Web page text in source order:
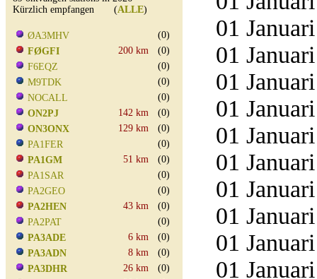
Kürzlich empfangen (ALLE)
ØA3MHV
(0)
FØGFI
200 km
(0)
F6EQZ
(0)
M9TDK
(0)
NOCALL
(0)
ON2PJ
142 km
(0)
ON3ONX
129 km
(0)
PA1FER
(0)
PA1GM
51 km
(0)
PA1SAR
(0)
PA2GEO
(0)
PA2HEN
43 km
(0)
PA2PAT
(0)
PA3ADE
6 km
(0)
PA3ADN
8 km
(0)
PA3DHR
26 km
(0)
01
01
01
01
01
01
01
01
01
01